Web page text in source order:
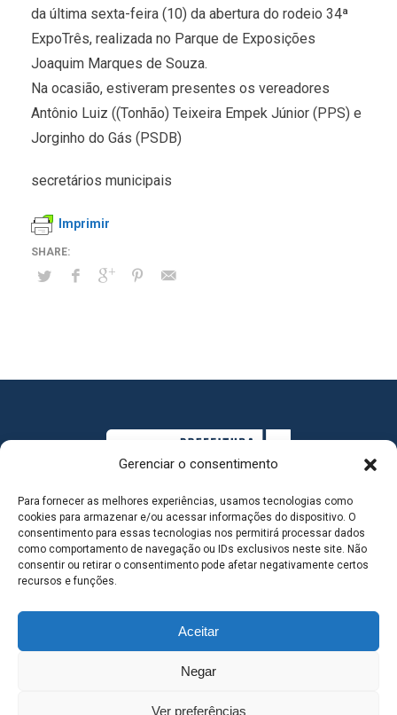
Gerenciar o consentimento
Para fornecer as melhores experiências, usamos tecnologias como
cookies para armazenar e/ou acessar informações do dispositivo. O
consentimento para essas tecnologias nos permitirá processar dados
como comportamento de navegação ou IDs exclusivos neste site. Não
consentir ou retirar o consentimento pode afetar negativamente certos
recursos e funções.
Aceitar
Negar
Ver preferências
da última sexta-feira (10) da abertura do rodeio 34ª
ExpoTrês, realizada no Parque de Exposições
Joaquim Marques de Souza.
Na ocasião, estiveram presentes os vereadores
Antônio Luiz ((Tonhão) Teixeira Empek Júnior (PPS) e
Jorginho do Gás (PSDB)
secretários municipais
Imprimir
MAPA DO SITE
SEDE DO ADMINISTRATIVO MUNICIPAL - Avenida